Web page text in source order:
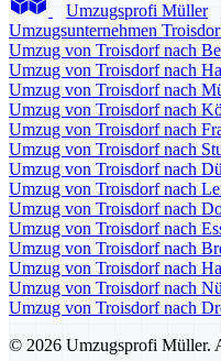
Umzugsprofi Müller
Umzugsunternehmen
Umzug von Troisdorf nach
Umzug von Troisdorf nach
Umzug von Troisdorf nach
Umzug von Troisdorf nach
Umzug von Troisdorf nach
Umzug von Troisdorf nach
Umzug von Troisdorf nach
Umzug von Troisdorf nach
Umzug von Troisdorf nach
Umzug von Troisdorf nach
Umzug von Troisdorf nach
Umzug von Troisdorf nach
Umzug von Troisdorf nach
Umzug von Troisdorf nach
© 2026 Umzugsprofi Müller.